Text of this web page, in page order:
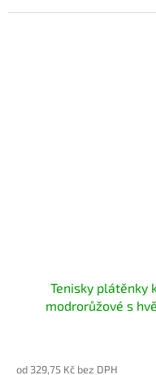
Tenisky plátěnky
modrorůžové s
od 329,75 Kč bez DPH